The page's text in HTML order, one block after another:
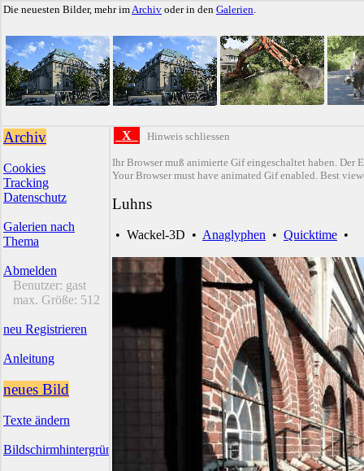
Die neuesten Bilder, mehr imArchiv oder in den Galerien.
Archiv
Cookies
Tracking
Datenschutz
Galerien nach
Thema
Abmelden
Benutzer: gast
max. Größe: 512
neu Registrieren
Anleitung
neues Bild
Texte ändern
Bildschirmhintergründe
X Hinweis schliessen
Ihr Browser muß animierte Gif eingeschaltet haben. Der
Your Browser must have animated Gif enabled. Best
Luhns
• Wackel-3D • Anaglyphen • Quicktime •